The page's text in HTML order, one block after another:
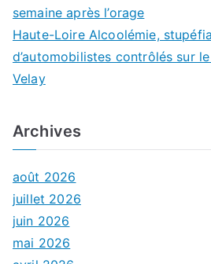
semaine après l’orage
Haute-Loire Alcoolémie,
d’automobilistes contrôlés sur
Velay
Archives
août 2026
juillet 2026
juin 2026
mai 2026